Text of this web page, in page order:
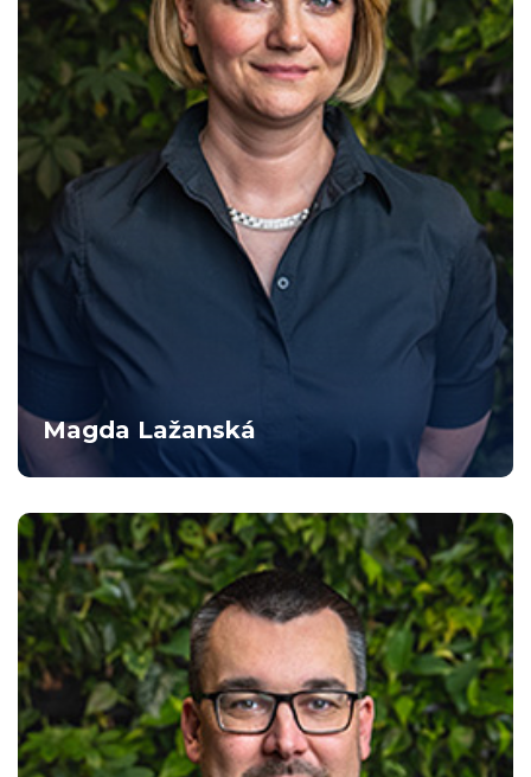
Magda Lažanská